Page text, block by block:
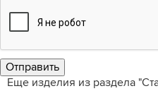
Еще изделия из раздела